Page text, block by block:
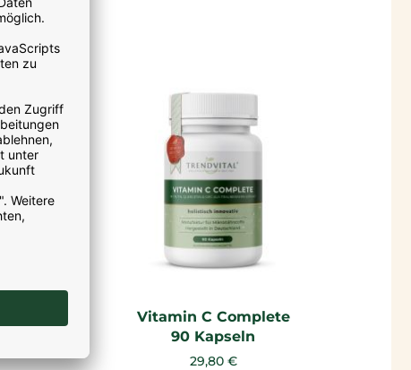
Vitamin C Complete
90 Kapseln
29,80 €